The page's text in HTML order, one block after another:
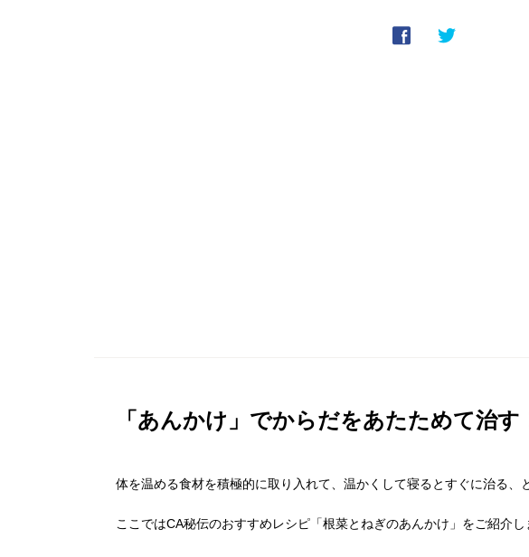
「あんかけ」でからだをあたためて治す
体を温める食材を積極的に取り入れて、温かくして寝るとすぐに治る、
ここではCA秘伝のおすすめレシピ「根菜とねぎのあんかけ」をご紹介し